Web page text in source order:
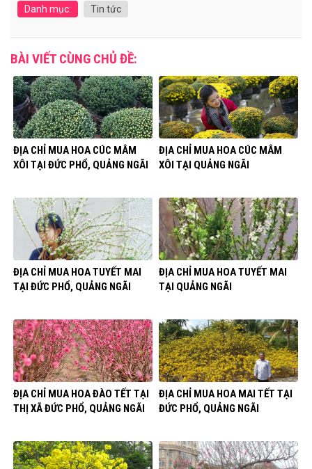
Danh mục: Tin tức
BÀI VIẾT CÙNG CHỦ ĐỀ:
ĐỊA CHỈ MUA HOA CÚC MÂM
XÔI TẠI ĐỨC PHỔ, QUẢNG NGÃI
ĐỊA CHỈ MUA HOA CÚC MÂM
XÔI TẠI QUẢNG NGÃI
ĐỊA CHỈ MUA HOA TUYẾT MAI
TẠI ĐỨC PHỔ, QUẢNG NGÃI
ĐỊA CHỈ MUA HOA TUYẾT MAI
TẠI QUẢNG NGÃI
ĐỊA CHỈ MUA HOA ĐÀO TẾT TẠI
THỊ XÃ ĐỨC PHỔ, QUẢNG NGÃI
ĐỊA CHỈ MUA HOA MAI TẾT TẠI
ĐỨC PHỔ, QUẢNG NGÃI